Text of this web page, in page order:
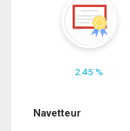
2.45 %
Navetteur